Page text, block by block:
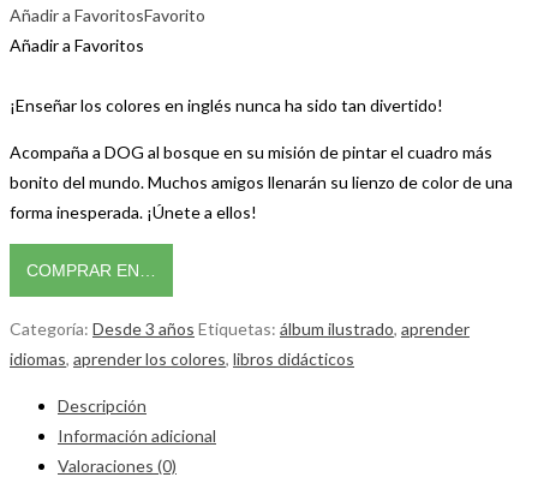
Añadir a FavoritosFavorito
Añadir a Favoritos
¡Enseñar los colores en inglés nunca ha sido tan divertido!
Acompaña a DOG al bosque en su misión de pintar el cuadro más
bonito del mundo. Muchos amigos llenarán su lienzo de color de una
forma inesperada. ¡Únete a ellos!
COMPRAR EN…
Categoría: Desde 3 años Etiquetas: álbum ilustrado, aprender
idiomas, aprender los colores, libros didácticos
Descripción
Información adicional
Valoraciones (0)